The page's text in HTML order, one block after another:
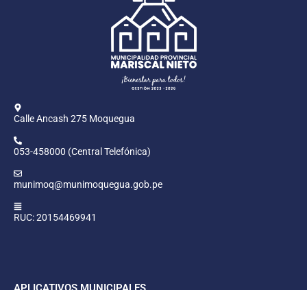
Calle Ancash 275 Moquegua
053-458000 (Central Telefónica)
munimoq@munimoquegua.gob.pe
RUC: 20154469941